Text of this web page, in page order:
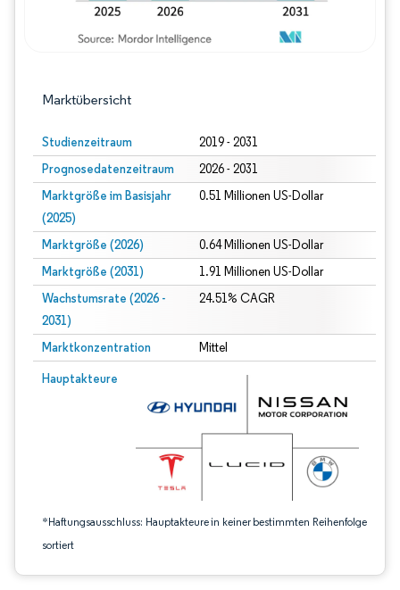
Marktübersicht
Studienzeitraum 2019 - 2031
Prognosedatenzeitraum 2026 - 2031
Marktgröße im Basisjahr
(2025)
0.51 Millionen US-Dollar
Marktgröße (2026) 0.64 Millionen US-Dollar
Marktgröße (2031) 1.91 Millionen US-Dollar
Wachstumsrate (2026 -
2031)
24.51% CAGR
Marktkonzentration Mittel
Hauptakteure
*Haftungsausschluss: Hauptakteure in keiner bestimmten Reihenfolge
sortiert
Bild © Mordor Intelligence. Wiederverwendung erfordert Namensnennung